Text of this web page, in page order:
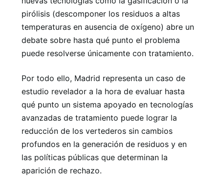
pirólisis (descomponer los residuos a altas
temperaturas en ausencia de oxígeno) abre un
debate sobre hasta qué punto el problema
puede resolverse únicamente con tratamiento.
Por todo ello, Madrid representa un caso de
estudio revelador a la hora de evaluar hasta
qué punto un sistema apoyado en tecnologías
avanzadas de tratamiento puede lograr la
reducción de los vertederos sin cambios
profundos en la generación de residuos y en
las políticas públicas que determinan la
aparición de rechazo.